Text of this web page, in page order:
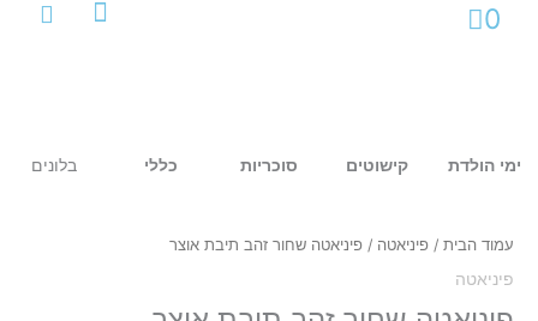
0
עגלת
ימי הולדת קישוטים סוכריות כללי בלונים
עמוד הבית / פיניאטה / פיניאטה שחור זהב תיבת אוצר
פיניאטה
פיניאטה
זהב
תיבת